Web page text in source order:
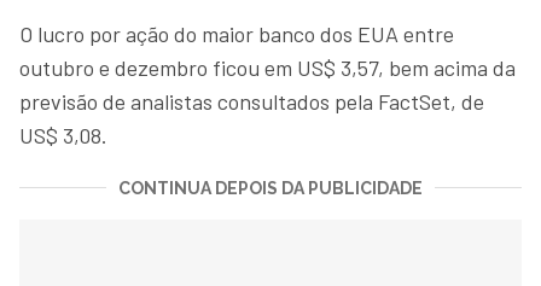
O lucro por ação do maior banco dos EUA entre
outubro e dezembro ficou em US$ 3,57, bem acima da
previsão de analistas consultados pela FactSet, de
US$ 3,08.
CONTINUA DEPOIS DA PUBLICIDADE